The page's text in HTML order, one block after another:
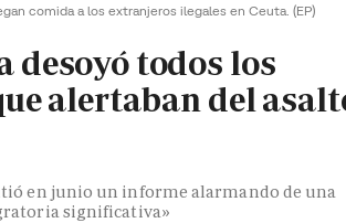
comida a los extranjeros ilegales en Ceuta. (EP)
desoyó todos los
alertaban del
en junio un informe alarmando de una
significativa»